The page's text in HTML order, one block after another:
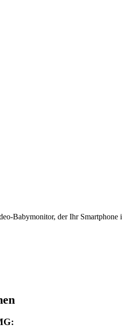
Babymonitor, der Ihr